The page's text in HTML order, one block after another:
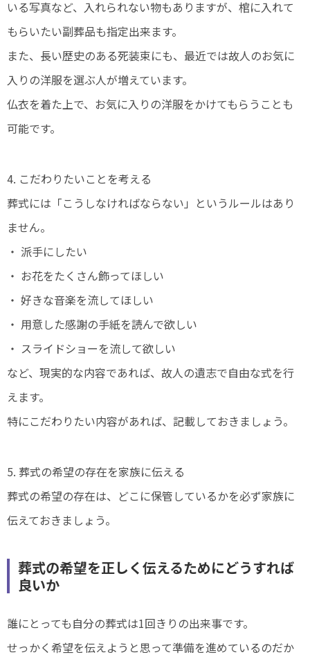
いる写真など、入れられない物もありますが、棺に入れて
もらいたい副葬品も指定出来ます。
また、長い歴史のある死装束にも、最近では故人のお気に
入りの洋服を選ぶ人が増えています。
仏衣を着た上で、お気に入りの洋服をかけてもらうことも
可能です。
4. こだわりたいことを考える
葬式には「こうしなければならない」というルールはあり
ません。
・ 派手にしたい
・ お花をたくさん飾ってほしい
・ 好きな音楽を流してほしい
・ 用意した感謝の手紙を読んで欲しい
・ スライドショーを流して欲しい
など、現実的な内容であれば、故人の遺志で自由な式を行
えます。
特にこだわりたい内容があれば、記載しておきましょう。
5. 葬式の希望の存在を家族に伝える
葬式の希望の存在は、どこに保管しているかを必ず家族に
伝えておきましょう。
葬式の希望を正しく伝えるためにどうすれば
良いか
誰にとっても自分の葬式は1回きりの出来事です。
せっかく希望を伝えようと思って準備を進めているのだか